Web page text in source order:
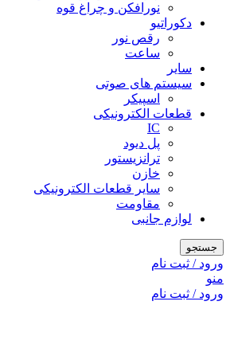
نورافکن و چراغ قوه
دکوراتیو
رقص نور
ساعت
سایر
سیستم های صوتی
اسپیکر
قطعات الکترونیکی
IC
پل دیود
ترانزیستور
خازن
سایر قطعات الکترونیکی
مقاومت
لوازم جانبی
جستجو
ورود / ثبت نام
منو
ورود / ثبت نام